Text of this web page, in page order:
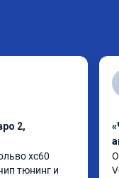
2,
xc60
тюнинг и